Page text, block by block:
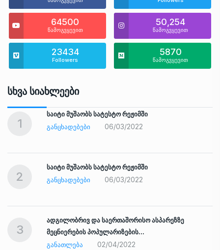
64500
წამოგვყევით
50,254
წამოგვყევით
23434
Followers
5870
წამოგვყევით
Სხვა Სიახლეები
1
საიტი მუშაობს სატესტო რეჟიმში
ᲒᲐᲜᲪᲮᲐᲓᲔᲑᲔᲑᲘ
06/03/2022
2
საიტი მუშაობს სატესტო რეჟიმში
ᲒᲐᲜᲪᲮᲐᲓᲔᲑᲔᲑᲘ
06/03/2022
3
ადგილობრივ და საერთაშორისო ასპარეზზე
მეცნიერების პოპულარიზების…
ᲒᲐᲜᲐᲗᲚᲔᲑᲐ
02/04/2022